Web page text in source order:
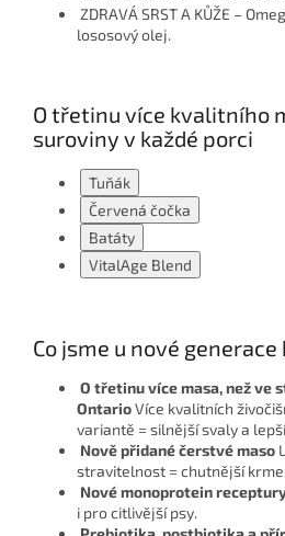
ZDRAVÁ SRST A KŮŽE –
lososový olej.
O třetinu více kvalitního
suroviny v každé porci
Tuňák
Červená čočka
Batáty
VitalAge Blend
Co jsme u nové
O třetinu více masa, než ve
OntarioVíce kvalitních
variantě = silnější svaly a
Nově přidané čerstvé maso
stravitelnost = chutnější
Nové monoprotein
i pro citlivější psy.